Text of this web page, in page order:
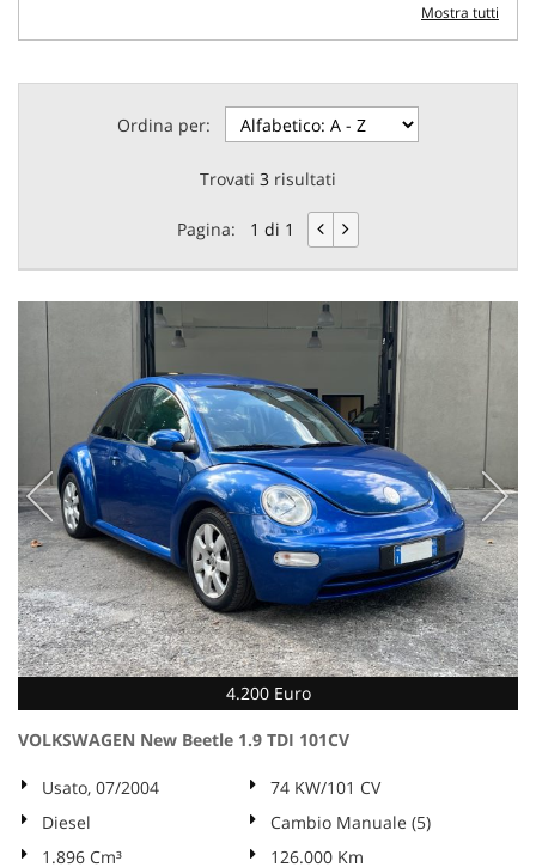
Mostra tutti
Ordina per:
Trovati 3 risultati
Pagina: 1 di 1
4.200 Euro
VOLKSWAGEN New Beetle 1.9 TDI 101CV
Usato, 07/2004
74 KW/101 CV
Diesel
Cambio Manuale (5)
1.896 Cm³
126.000 Km